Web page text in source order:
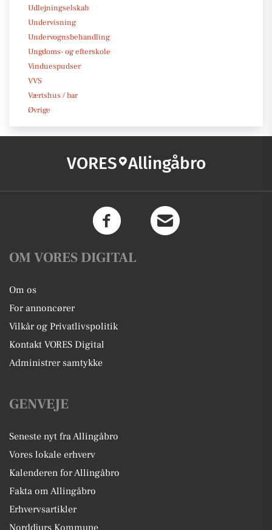
Udlejningselskab
Undervisning
Undervognsbehandling
Ungdoms- og efterskole
Vinduespudser
VVS
Værtshus / bar
Øvrige
VORES Allingåbro
OM VORES DIGITAL
Om os
For annoncører
Vilkår og Privatlivspolitik
Kontakt VORES Digital
Administrer samtykke
GENVEJE
Seneste nyt fra Allingåbro
Vores lokale erhverv
Kalenderen for Allingåbro
Fakta om Allingåbro
Erhvervsartikler
Norddjurs Kommune